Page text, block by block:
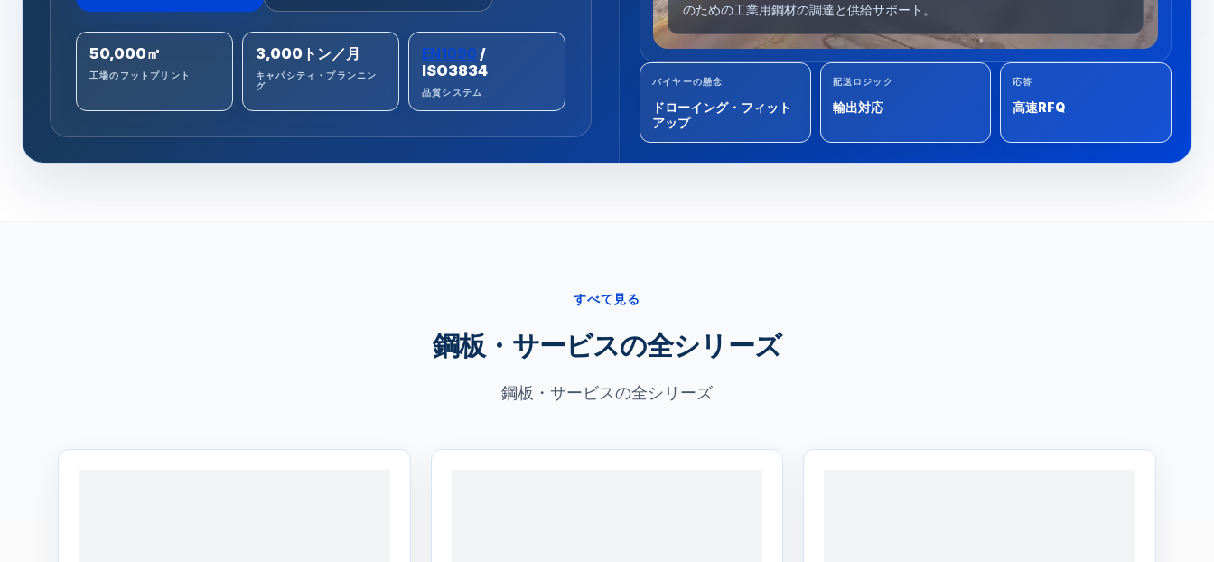
50,000㎡
工場のフットプリント
3,000トン／月
キャパシティ・プランニン
グ
EN1090 /
ISO3834
品質システム
のための工業用鋼材の調達と供給サポート。
バイヤーの懸念
ドローイング・フィット
アップ
配送ロジック
輸出対応
応答
高速RFQ
すべて見る
鋼板・サービスの全シリーズ
鋼板・サービスの全シリーズ